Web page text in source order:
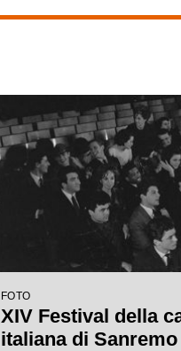
FOTO
XIV Festival della
italiana di Sanremo